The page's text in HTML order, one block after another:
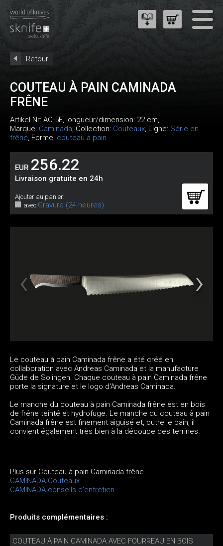
Retour
COUTEAU À PAIN CAMINADA
FRÊNE
Artikel-Nr: AC-5E, longueur/dimension: 22 cm,
Marque: Caminada, Collection: Couteaux, Ligne: Série en
frêne, Forme: couteau à pain
EUR 256.22
Livraison gratuite en 24h
Ajouter au panier:
avec Gravure (24 heures)
Le couteau à pain Caminada frêne a été créé en
collaboration avec Andreas Caminada et la manufacture
Güde de Solingen. Chaque couteau à pain Caminada frêne
porte la signature et le logo d'Andreas Caminada.
Le manche du couteau à pain Caminada frêne est en bois
de frêne teinté et hydrofuge. Le manche du couteau à pain
Caminada frêne est finement aiguisé et, outre le pain, il
convient également très bien à la découpe des terrines.
Plus sur Couteau à pain Caminada frêne
CAMINADA Couteaux
CAMINADA conseils d'entretien
Produits complémentaires :
COUTEAU À PAIN CAMINADA AVEC FOURREAU EN BOIS